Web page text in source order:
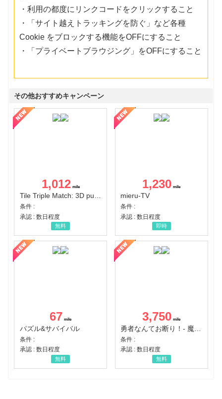
・利用の都度にリンクコードをクリックすること
・「サイト越えトラッキングを防ぐ」など各種
Cookie をブロックする機能をOFFにすること
・「プライベートブラウジング」をOFFにすること
その他おすすめキャンペーン
1,012
Tile Triple Match: 3D puzzle
条件 :
承認 : 数日程度
無料
1,230
mieru-TV
条件 :
承認 : 数日程度
即時
67
パズル&サバイバル
条件 :
承認 : 数日程度
無料
3,750
条件 :
承認 : 数日程度
無料